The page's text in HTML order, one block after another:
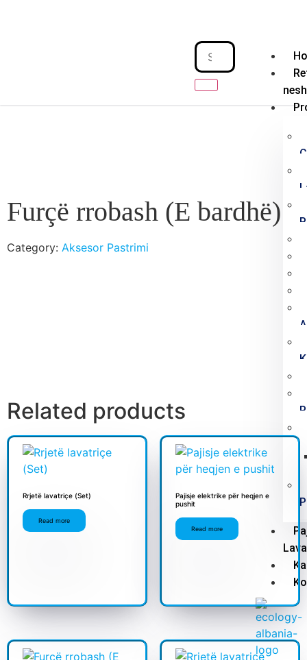
nesh
Furçë rrobash (E bardhë)
Category: Aksesor Pastrimi
Related products
Rrjetë lavatriçe (Set)
Read more
Pajisje elektrike për heqjen e
pushit
Read more